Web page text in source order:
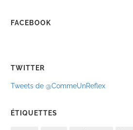
FACEBOOK
TWITTER
Tweets de @CommeUnReflex
ÉTIQUETTES